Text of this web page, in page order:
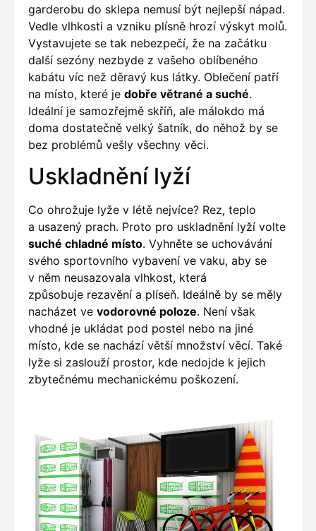
garderobu do sklepa nemusí být nejlepší nápad.
Vedle vlhkosti a vzniku plísně hrozí výskyt molů.
Vystavujete se tak nebezpečí, že na začátku
další sezóny nezbyde z vašeho oblíbeného
kabátu víc než děravý kus látky. Oblečení patří
na místo, které je dobře větrané a suché.
Ideální je samozřejmě skříň, ale málokdo má
doma dostatečně velký šatník, do něhož by se
bez problémů vešly všechny věci.
Uskladnění lyží
Co ohrožuje lyže v létě nejvíce? Rez, teplo
a usazený prach. Proto pro uskladnění lyží volte
suché chladné místo. Vyhněte se uchovávání
svého sportovního vybavení ve vaku, aby se
v něm neusazovala vlhkost, která
způsobuje rezavění a plíseň. Ideálně by se měly
nacházet ve vodorovné poloze. Není však
vhodné je ukládat pod postel nebo na jiné
místo, kde se nachází větší množství věcí. Také
lyže si zaslouží prostor, kde nedojde k jejich
zbytečnému mechanickému poškození.